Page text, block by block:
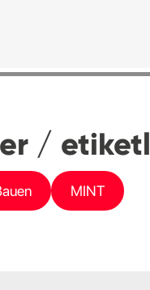
/
MINT